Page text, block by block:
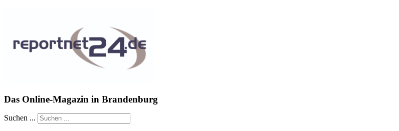
Das Online-Magazin in Brandenburg
Suchen ...